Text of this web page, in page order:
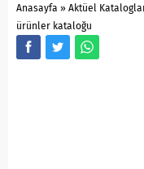
Anasayfa » Aktüel
ürünler kataloğu